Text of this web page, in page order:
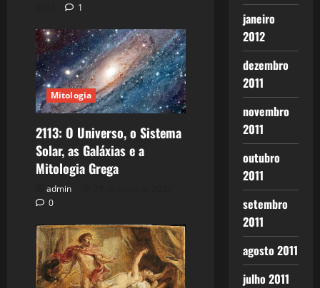
1
Mitologia
2113: O Universo, o Sistema
Solar, as Galáxias e a
Mitologia Grega
admin
0
janeiro
2012
dezembro
2011
novembro
2011
outubro
2011
setembro
2011
agosto 2011
julho 2011